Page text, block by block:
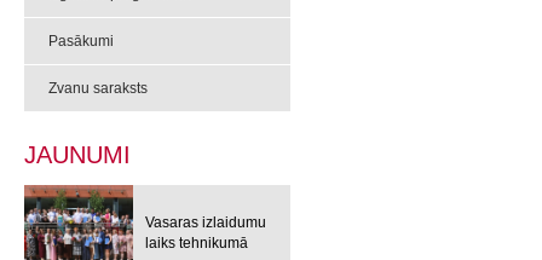
Pasākumi
Zvanu saraksts
JAUNUMI
Vasaras izlaidumu
laiks tehnikumā